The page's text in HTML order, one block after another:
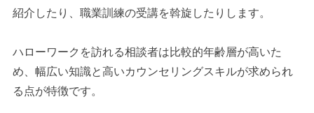
紹介したり、職業訓練の受講を斡旋したりします。
ハローワークを訪れる相談者は比較的年齢層が高いた
め、幅広い知識と高いカウンセリングスキルが求められ
る点が特徴です。